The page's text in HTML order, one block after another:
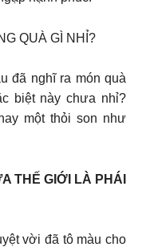
QUÀ GÌ NHỈ?
đã nghĩ ra món quà
biệt này chưa nhỉ?
một thỏi son như
THẾ GIỚI LÀ PHÁI
vời đã tô màu cho